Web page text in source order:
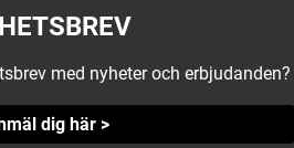
med nyheter och erbjudanden?
dig här >